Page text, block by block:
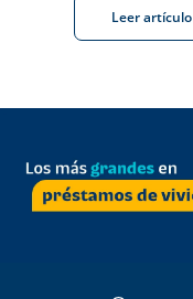
Leer